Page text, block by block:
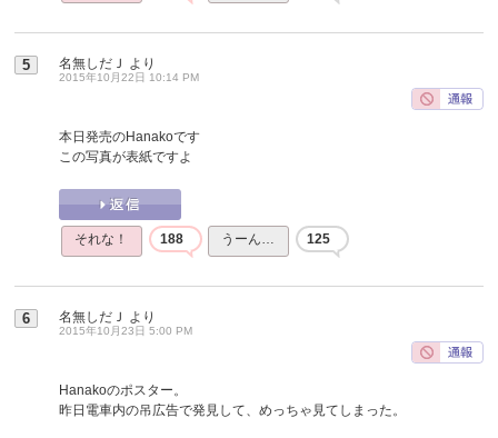
5 名無しだＪ より
2015年10月22日 10:14 PM
本日発売のHanakoです
この写真が表紙ですよ
それな！ 188 うーん… 125
6 名無しだＪ より
2015年10月23日 5:00 PM
Hanakoのポスター。
昨日電車内の吊広告で発見して、めっちゃ見てしまった。